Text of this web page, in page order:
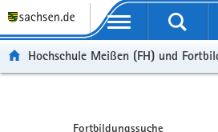
Portalübergreifende Navigation
Hochschule Meißen (FH) und
Fortbildungssuche